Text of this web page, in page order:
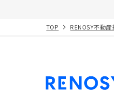
TOP RENOSY不動産